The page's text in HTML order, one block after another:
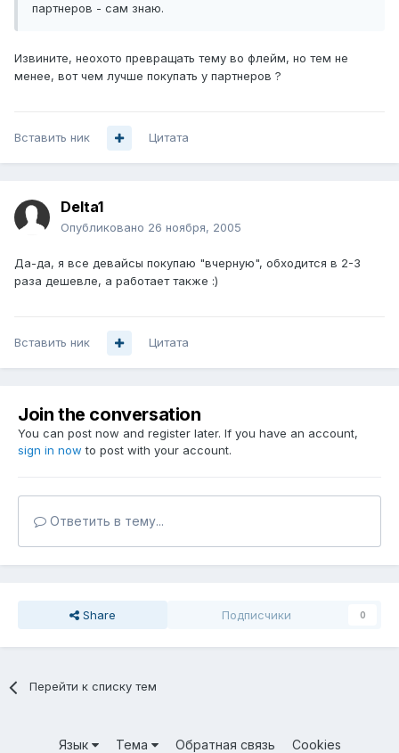
партнеров - сам знаю.
Извините, неохото превращать тему во флейм, но тем не
менее, вот чем лучше покупать у партнеров ?
Вставить ник Цитата
Delta1
Опубликовано 26 ноября, 2005
Да-да, я все девайсы покупаю "вчерную", обходится в 2-3
раза дешевле, а работает также :)
Вставить ник Цитата
Join the conversation
You can post now and register later. If you have an account,
sign in now to post with your account.
Ответить в тему...
Share Подписчики 0
Перейти к списку тем
Язык Тема Обратная связь Cookies